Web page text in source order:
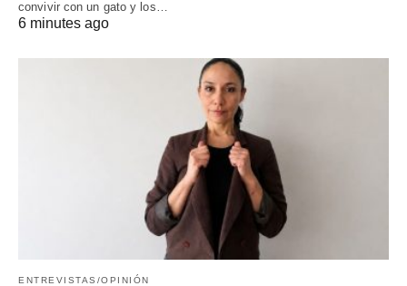
convivir con un gato y los…
6 minutes ago
ENTREVISTAS/OPINIÓN